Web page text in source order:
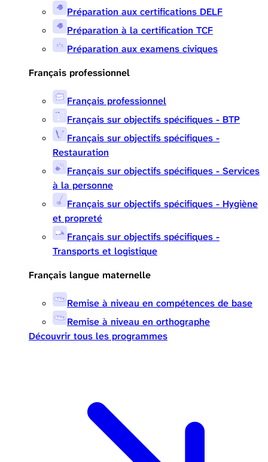
Préparation aux certifications DELF
Préparation à la certification TCF
Préparation aux examens civiques
Français professionnel
Français professionnel
Français sur objectifs spécifiques - BTP
Français sur objectifs spécifiques -
Restauration
Français sur objectifs spécifiques - Services
à la personne
Français sur objectifs spécifiques - Hygiène
et propreté
Français sur objectifs spécifiques -
Transports et logistique
Français langue maternelle
Remise à niveau en compétences de base
Remise à niveau en orthographe
Découvrir tous les programmes